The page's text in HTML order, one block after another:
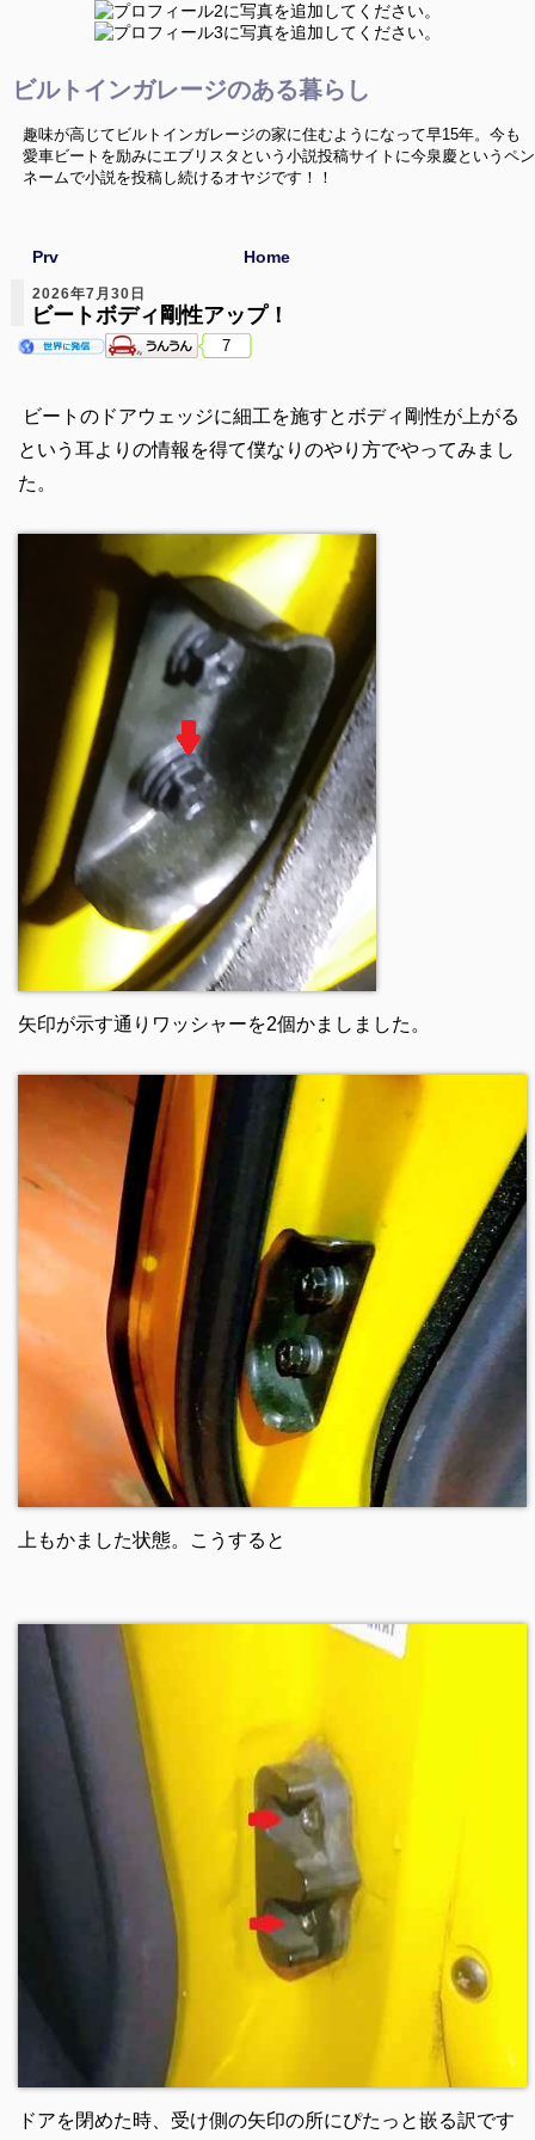
ビルトインガレージのある暮らし
趣味が高じてビルトインガレージの家に住むようになって早15年。今も
愛車ビートを励みにエブリスタという小説投稿サイトに今泉慶というペン
ネームで小説を投稿し続けるオヤジです！！
Prv Home
2026年7月30日
ビートボディ剛性アップ！
7
ビートのドアウェッジに細工を施すとボディ剛性が上がる
という耳よりの情報を得て僕なりのやり方でやってみまし
た。
矢印が示す通りワッシャーを2個かましました。
上もかました状態。こうすると
ドアを閉めた時、受け側の矢印の所にぴたっと嵌る訳です